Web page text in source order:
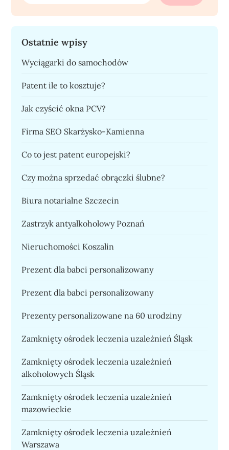
Ostatnie wpisy
Wyciągarki do samochodów
Patent ile to kosztuje?
Jak czyścić okna PCV?
Firma SEO Skarżysko-Kamienna
Co to jest patent europejski?
Czy można sprzedać obrączki ślubne?
Biura notarialne Szczecin
Zastrzyk antyalkoholowy Poznań
Nieruchomości Koszalin
Prezent dla babci personalizowany
Prezent dla babci personalizowany
Prezenty personalizowane na 60 urodziny
Zamknięty ośrodek leczenia uzależnień Śląsk
Zamknięty ośrodek leczenia uzależnień
alkoholowych Śląsk
Zamknięty ośrodek leczenia uzależnień
mazowieckie
Zamknięty ośrodek leczenia uzależnień
Warszawa